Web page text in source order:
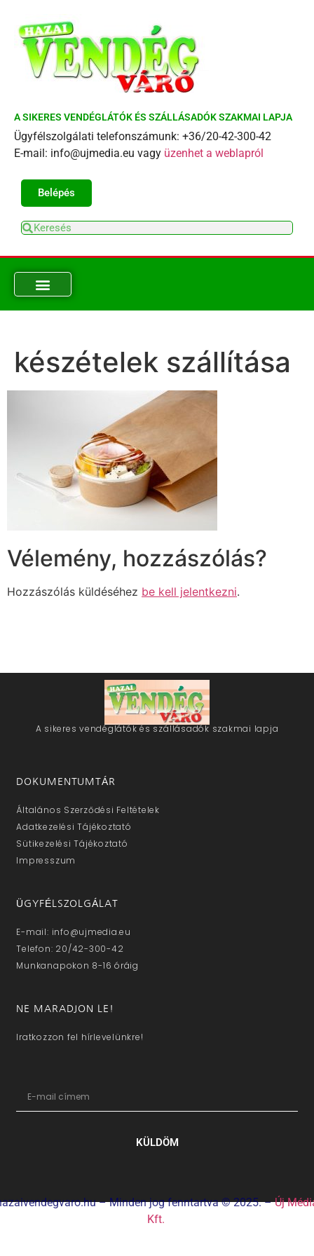
A SIKERES VENDÉGLÁTÓK ÉS SZÁLLÁSADÓK SZAKMAI LAPJA
Ügyfélszolgálati telefonszámunk: +36/20-42-300-42
E-mail: info@ujmedia.eu vagy üzenhet a weblapról
Belépés
készételek szállítása
Vélemény, hozzászólás?
Hozzászólás küldéséhez be kell jelentkezni.
A sikeres vendéglátók és szállásadók szakmai lapja
DOKUMENTUMTÁR
Általános Szerződési Feltételek
Adatkezelési Tájékoztató
Sütikezelési Tájékoztató
Impresszum
ÜGYFÉLSZOLGÁLAT
E-mail: info@ujmedia.eu
Telefon: 20/42-300-42
Munkanapokon 8-16 óráig
NE MARADJON LE!
Iratkozzon fel hírlevelünkre!
KÜLDÖM
– Minden jog fenntartva © 2025. –Új
Kft.